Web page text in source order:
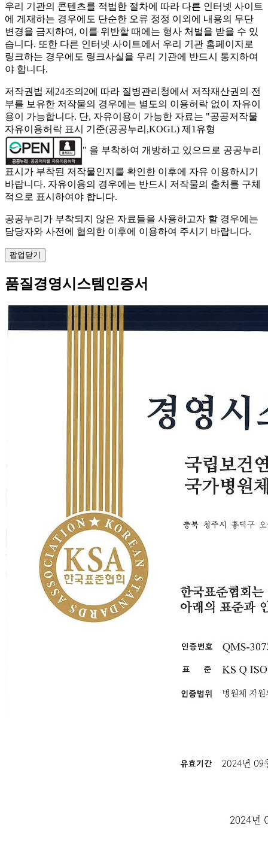
우리 기관의 콘텐츠를 적법한 절차에 따라 다른 인터넷 사이트
에 게재하는 경우에도 단순한 오류 정정 이외에 내용의 무단
변경을 금지하여, 이를 위반할 때에는 형사 처벌을 받을 수 있
습니다. 또한 다른 인터넷 사이트에서 우리 기관 홈페이지로
링크하는 경우에도 링크사실을 우리 기관에 반드시 통지하여
야 합니다.
저작권법 제24조의2에 따라 질병관리청에서 저작재산권의 전
부를 보유한 저작물의 경우에는 별도의 이용허락 없이 자유이
용이 가능합니다. 단, 자유이용이 가능한 자료는 "공공저작물
자유이용허락 표시 기준(공공누리,KOGL) 제1유형
" 을 부착하여 개방하고 있으므로 공공누리
표시가 부착된 저작물인지를 확인한 이후에 자유 이용하시기
바랍니다. 자유이용의 경우에는 반드시 저작물의 출처를 구체
적으로 표시하여야 합니다.
공공누리가 부착되지 않은 자료들을 사용하고자 할 경우에는
담당자와 사전에 협의한 이후에 이용하여 주시기 바랍니다.
팝업닫기
품질경영시스템인증서